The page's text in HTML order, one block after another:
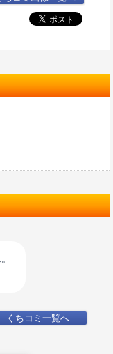
くちコミ一覧へ